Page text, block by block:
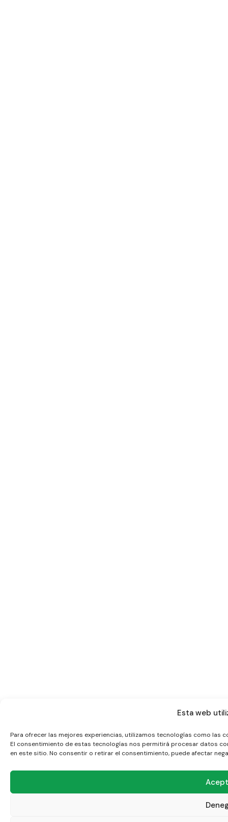
Esta web
Para ofrecer las mejores experiencias, utilizamos tecnologías como las
El consentimiento de estas tecnologías nos permitirá procesar datos
en este sitio. No consentir o retirar el consentimiento, puede afectar